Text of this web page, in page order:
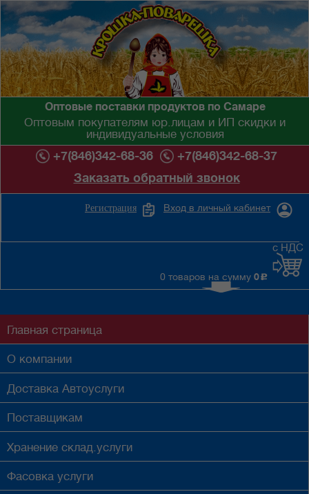
Оптовые поставки продуктов по Самаре
Оптовым покупателям юр.лицам и ИП скидки и
индивидуальные условия
+7(846)342-68-36
+7(846)342-68-37
Заказать обратный звонок
Вход в личный кабинет
Регистрация
0 товаров на сумму 0 c
с НДС
Главная страница
О компании
Доставка Автоуслуги
Поставщикам
Хранение склад.услуги
Фасовка услуги